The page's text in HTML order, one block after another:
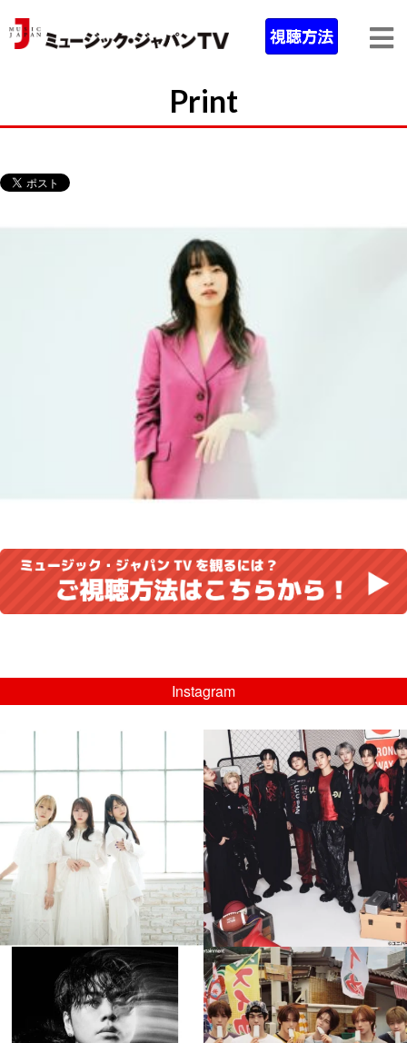
Print
Instagram
...
8月 4
4 0
musicjapantv
💡08/05(水)23:00特番放送！
...
8月 4
4 0
musicjapantv
💡8月特番放送決定！
...
8月 4
84 0
musicjapantv
💡8月特番放送決定！
...
8月 4
5 0